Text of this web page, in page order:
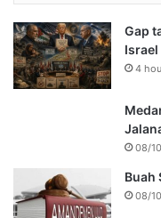
Gap
Israel
4
08/
Buah
08/